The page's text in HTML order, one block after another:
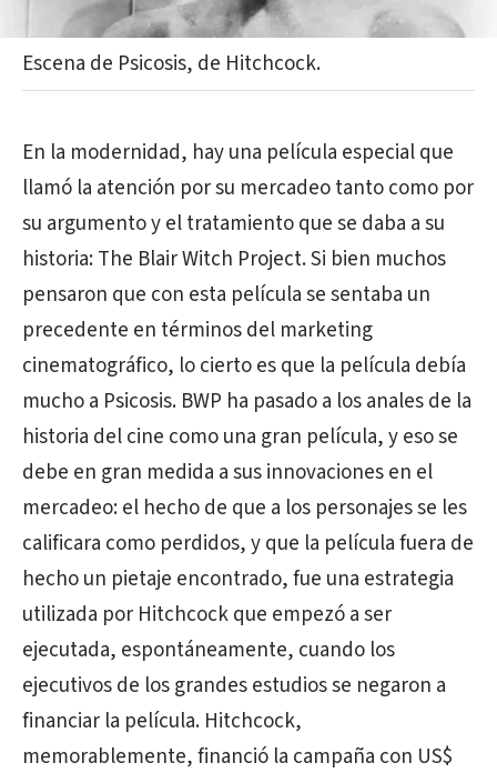
Escena de Psicosis, de Hitchcock.
En la modernidad, hay una película especial que
llamó la atención por su mercadeo tanto como por
su argumento y el tratamiento que se daba a su
historia: The Blair Witch Project. Si bien muchos
pensaron que con esta película se sentaba un
precedente en términos del marketing
cinematográfico, lo cierto es que la película debía
mucho a Psicosis. BWP ha pasado a los anales de la
historia del cine como una gran película, y eso se
debe en gran medida a sus innovaciones en el
mercadeo: el hecho de que a los personajes se les
calificara como perdidos, y que la película fuera de
hecho un pietaje encontrado, fue una estrategia
utilizada por Hitchcock que empezó a ser
ejecutada, espontáneamente, cuando los
ejecutivos de los grandes estudios se negaron a
financiar la película. Hitchcock,
memorablemente, financió la campaña con US$